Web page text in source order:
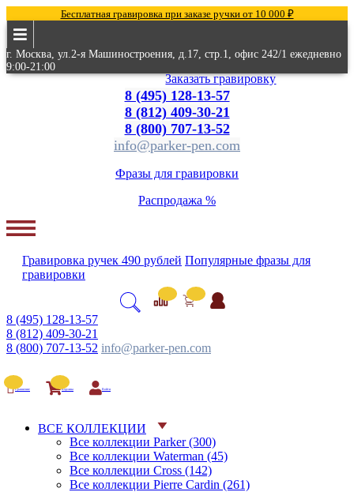
Бесплатная гравировка при заказе ручки от 10 000 ₽
г. Москва, ул.2-я Машиностроения, д.17, стр.1, офис 242/1 ежедневно
9:00-21:00
8 (495) 128-13-57
8 (812) 409-30-21
8 (800) 707-13-52
info@parker-pen.com
Фразы для гравировки
Распродажа %
Заказать гравировку
Гравировка ручек 490 рублей Популярные фразы для
гравировки
8 (495) 128-13-57
8 (812) 409-30-21
8 (800) 707-13-52 info@parker-pen.com
Сравнение Корзина Войти
ВСЕ КОЛЛЕКЦИИ
Все коллекции Parker (300)
Все коллекции Waterman (45)
Все коллекции Cross (142)
Все коллекции Pierre Cardin (261)